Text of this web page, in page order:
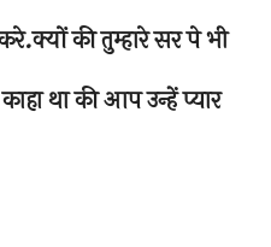
की तुम्हारे सर पे भी
था की आप उन्हें प्यार